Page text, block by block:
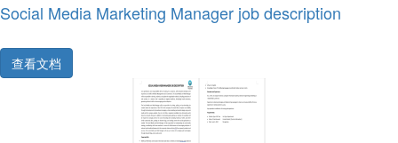
Social Media Marketing Manager job description
查看文档